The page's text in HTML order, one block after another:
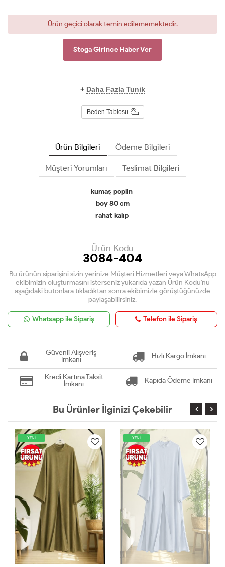
Ürün geçici olarak temin edilememektedir.
Stoga Girince Haber Ver
+ Daha Fazla Tunik
Beden Tablosu
Ürün Bilgileri Ödeme Bilgileri
Müşteri Yorumları Teslimat Bilgileri
kumaş poplin
boy 80 cm
rahat kalıp
Ürün Kodu
3084-404
Bu ürünün siparişini sizin yerinize Müşteri Hizmetleri veya WhatsApp
ekibimizin oluşturmasını isterseniz yukarıda yazan Ürün Kodu'nu
aşağıdaki butonlara tıkladıktan sonra ekibimizle görüştüğünüzde
paylaşabilirsiniz.
Whatsapp ile Sipariş Telefon ile Sipariş
Güvenli Alışveriş
İmkanı
Hızlı Kargo İmkanı
Kredi Kartına Taksit
İmkanı
Kapıda Ödeme İmkanı
Bu Ürünler İlginizi Çekebilir
YENİ YENİ